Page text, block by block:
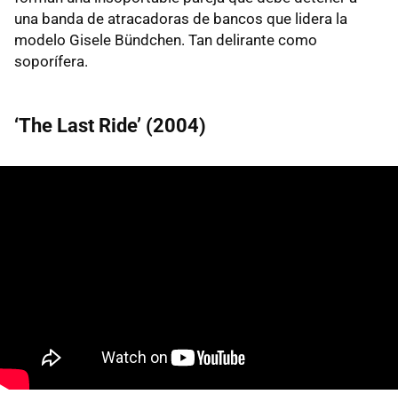
una banda de atracadoras de bancos que lidera la
modelo Gisele Bündchen. Tan delirante como
soporífera.
‘The Last Ride’ (2004)